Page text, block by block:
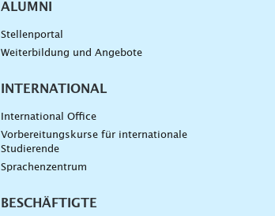
ALUMNI
Stellenportal
Weiterbildung und Angebote
INTERNATIONAL
International Office
Vorbereitungskurse für internationale
Studierende
Sprachenzentrum
BESCHÄFTIGTE